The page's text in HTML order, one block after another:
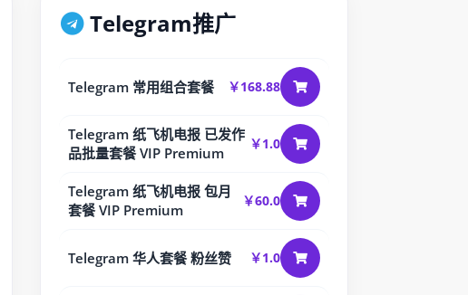
Telegram推广
Telegram 常用组合套餐 ￥168.88
Telegram 纸飞机电报 已发作
品批量套餐 VIP Premium
￥1.0
Telegram 纸飞机电报 包月
套餐 VIP Premium
￥60.0
Telegram 华人套餐 粉丝赞 ￥1.0